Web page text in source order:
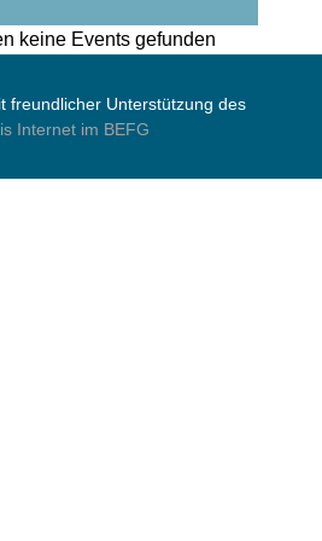
keine Events gefunden
freundlicher Unterstützung des
Internet im BEFG